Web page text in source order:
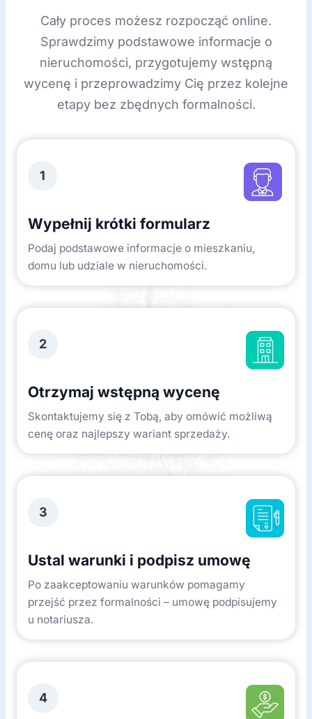
Cały proces możesz rozpocząć online.
Sprawdzimy podstawowe informacje o
nieruchomości, przygotujemy wstępną
wycenę i przeprowadzimy Cię przez kolejne
etapy bez zbędnych formalności.
1
Wypełnij krótki formularz
Podaj podstawowe informacje o mieszkaniu,
domu lub udziale w nieruchomości.
2
Otrzymaj wstępną wycenę
Skontaktujemy się z Tobą, aby omówić możliwą
cenę oraz najlepszy wariant sprzedaży.
3
Ustal warunki i podpisz umowę
Po zaakceptowaniu warunków pomagamy
przejść przez formalności – umowę podpisujemy
u notariusza.
4